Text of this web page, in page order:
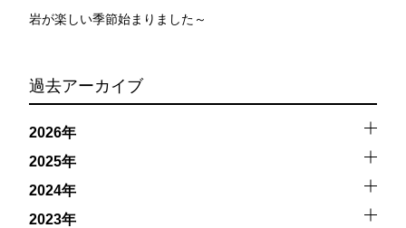
岩が楽しい季節始まりました～
過去アーカイブ
2026年
2025年
2024年
2023年